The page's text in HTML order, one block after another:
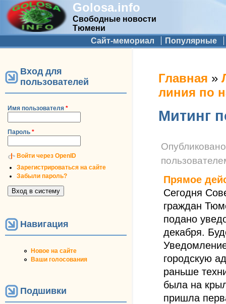
Golosa.info
Свободные новости
Тюмени
Дополнительное меню
Сайт-мемориал Популярные
Вход для
пользователей
Имя пользователя *
Пароль *
Войти через OpenID
Зарегистрироваться на сайте
Забыли пароль?
Навигация
Новое на сайте
Ваши голосования
Подшивки
Вы здесь
Главная »
линия по
Митинг
Прямое
Сегодня
граждан
подано
декабря.
городскую
раньше
была на
пришла